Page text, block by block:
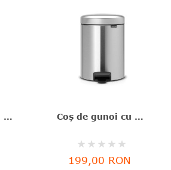
Coş de gunoi cu pedală, gri închis, inox, 5 l, NewIcon, Brabantia - 8710755112683 Coş de gunoi cu pedală, argintiu, inox mat, 5 l, NewIcon, Brabantia - 8710755112645
Rating:
0%
199,00 RON